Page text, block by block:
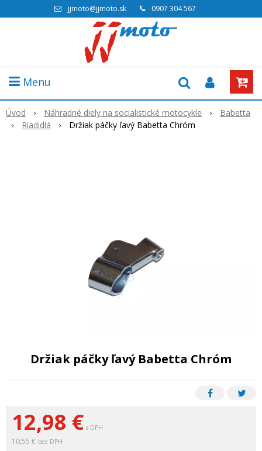
jjmoto@jjmoto.sk 0907 304 567
Menu
Úvod Náhradné diely na socialistické motocykle
Babetta
Riadidlá
Držiak páčky ľavý Babetta Chróm
12,98 € s DPH
10,55 € bez DPH
Držiak páčky ľavý Babetta Chróm